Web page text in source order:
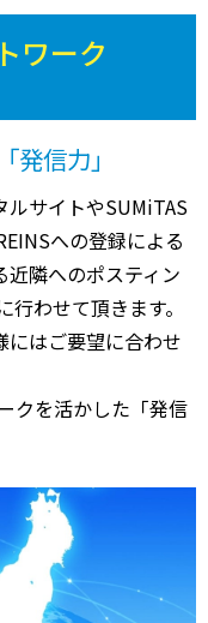
ワーク
信力」
ルサイトやSUMiTAS
への登録による
隣へのポスティン
わせて頂きます。
にはご要望に合わせ
クを活かした「発信